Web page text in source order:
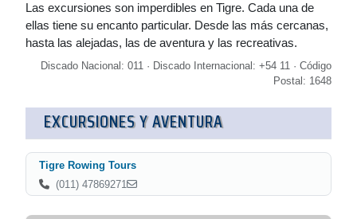
Las excursiones son imperdibles en Tigre. Cada una de
ellas tiene su encanto particular. Desde las más cercanas,
hasta las alejadas, las de aventura y las recreativas.
Discado Nacional: 011 · Discado Internacional: +54 11 · Código
Postal: 1648
EXCURSIONES Y AVENTURA
Tigre Rowing Tours
(011) 47869271